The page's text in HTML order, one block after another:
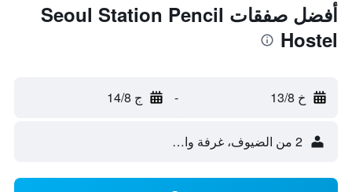
أفضل صفقات Seoul Station Pencil
Hostel
خ 13/8 - ج 14/8
2 من الضيوف، غرفة واحدة